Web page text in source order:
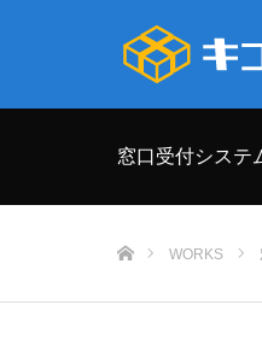
窓口受付システ
WORKS